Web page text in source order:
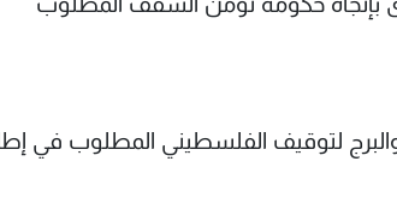
لتوقيف الفلسطيني المطلوب في